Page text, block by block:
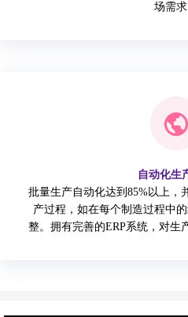
场需求
自动化生
批量生产自动化达到85%以上，
产过程，如在每个制造过程中
整。拥有完善的ERP系统，对生